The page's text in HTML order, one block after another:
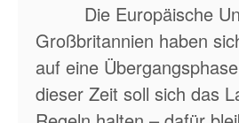
Die Europäische
Großbritannien haben
auf eine
dieser Zeit soll sich das